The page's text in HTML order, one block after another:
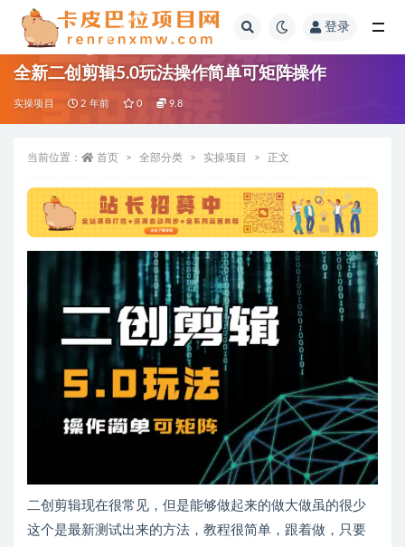
登录
全新二创剪辑5.0玩法操作简单可矩阵操作
实操项目 2 年前 0 9.8
当前位置： 首页 全部分类 实操项目 正文
二创剪辑现在很常见，但是能够做起来的做大做虽的很少
这个是最新测试出来的方法，教程很简单，跟着做，只要
全部